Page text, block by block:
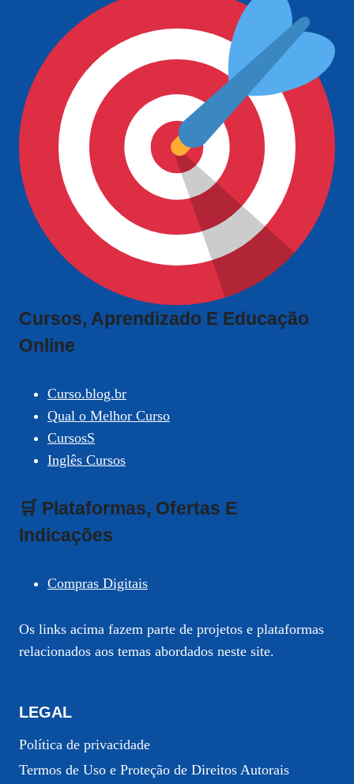
Cursos, Aprendizado E Educação
Online
Curso.blog.br
Qual o Melhor Curso
CursosS
Inglês Cursos
🛒 Plataformas, Ofertas E
Indicações
Compras Digitais
Os links acima fazem parte de projetos e plataformas
relacionados aos temas abordados neste site.
LEGAL
Política de privacidade
Termos de Uso e Proteção de Direitos Autorais